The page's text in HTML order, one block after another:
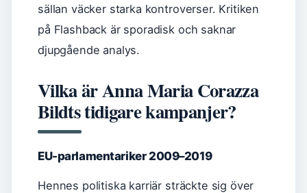
sällan väcker starka kontroverser. Kritiken
på Flashback är sporadisk och saknar
djupgående analys.
Vilka är Anna Maria Corazza
Bildts tidigare kampanjer?
EU-parlamentariker 2009–2019
Hennes politiska karriär sträckte sig över